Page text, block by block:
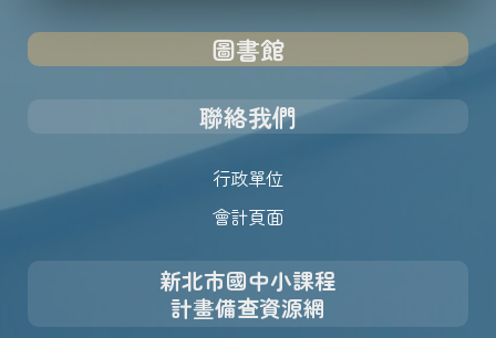
圖書館
聯絡我們
行政單位
會計頁面
新北市國中小課程
計畫備查資源網